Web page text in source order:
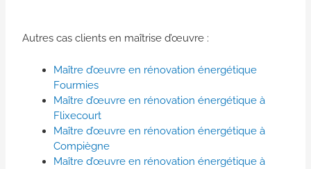
Autres cas clients en maîtrise d’œuvre :
Maître d’œuvre en rénovation énergétique
Fourmies
Maître d’œuvre en rénovation énergétique à
Flixecourt
Maître d’œuvre en rénovation énergétique à
Compiègne
Maître d’œuvre en rénovation énergétique à